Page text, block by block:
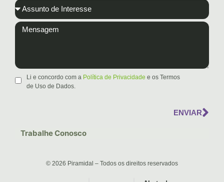
Trabalhe Conosco
Li e concordo com a Política de Privacidade e os Termos
de Uso de Dados.
ENVIAR
© 2026 Piramidal – Todos os direitos reservados